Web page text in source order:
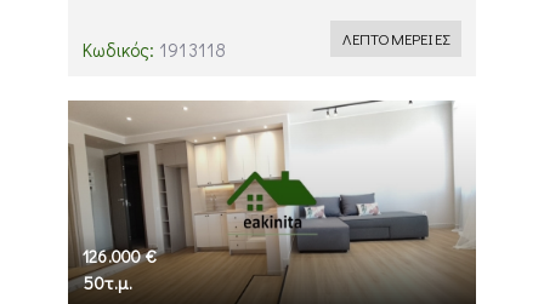
Κωδικός: 1913118 ΛΕΠΤΟΜΕΡΕΙΕΣ
126.000 €
50τ.μ.